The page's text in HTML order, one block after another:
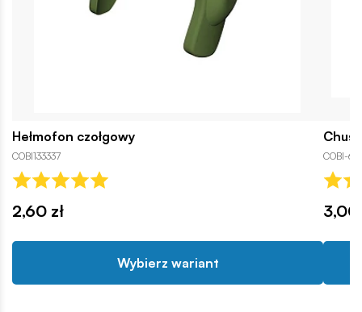
Hełmofon czołgowy
COBI133337
2,60 zł
Wybierz wariant
COBI-
3,00